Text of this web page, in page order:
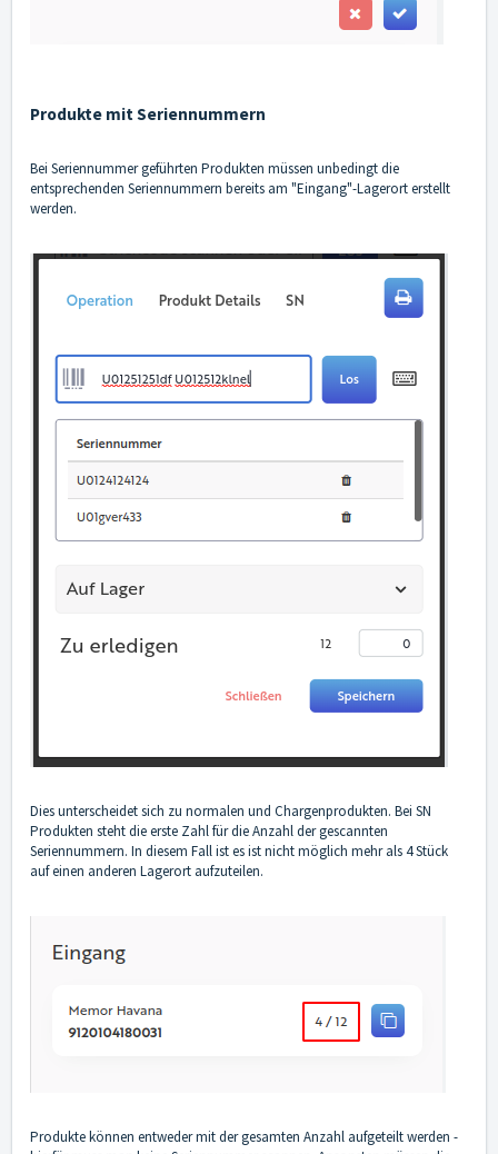
Produkte mit Seriennummern
Bei Seriennummer geführten Produkten müssen unbedingt die
entsprechenden Seriennummern bereits am "Eingang"-Lagerort erstellt
werden.
Dies unterscheidet sich zu normalen und Chargenprodukten. Bei SN
Produkten steht die erste Zahl für die Anzahl der gescannten
Seriennummern. In diesem Fall ist es ist nicht möglich mehr als 4 Stück
auf einen anderen Lagerort aufzuteilen.
Produkte können entweder mit der gesamten Anzahl aufgeteilt werden -